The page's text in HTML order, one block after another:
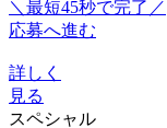
＼最短45秒で完了／
応募へ進む
詳しく
見る
スペシャル